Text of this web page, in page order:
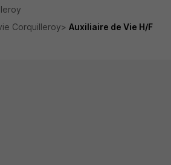
Corquilleroy
Auxiliaire de Vie H/F